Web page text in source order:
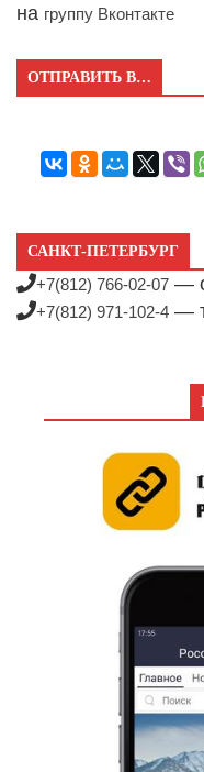
на группу Вконтакте
ОТПРАВИТЬ В…
САНКТ-ПЕТЕРБУРГ
+7(812) 766-02-07 —
+7(812) 971-102-4 —